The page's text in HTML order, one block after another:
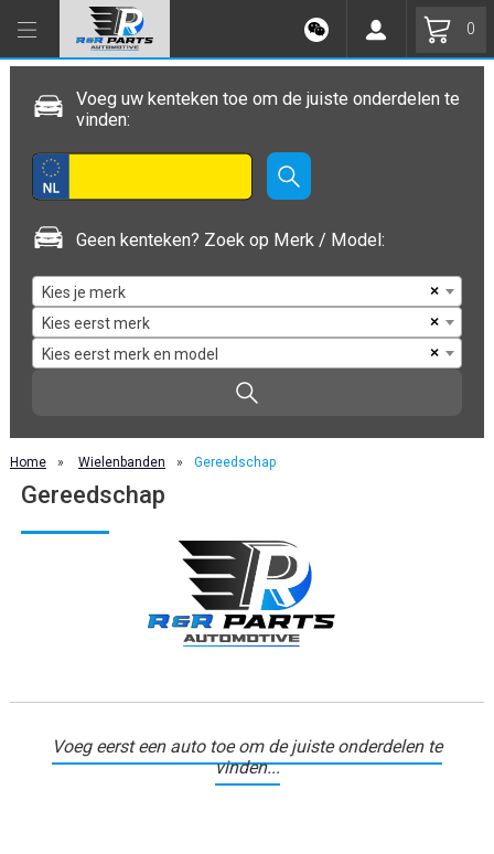
0
Voeg uw kenteken toe om de juiste onderdelen te
vinden:
Geen kenteken? Zoek op Merk / Model:
×
Kies je merk
×
Kies eerst merk
×
Kies eerst merk en model
Home » Wielenbanden » Gereedschap
Gereedschap
Voeg eerst een auto toe om de juiste onderdelen te
vinden...